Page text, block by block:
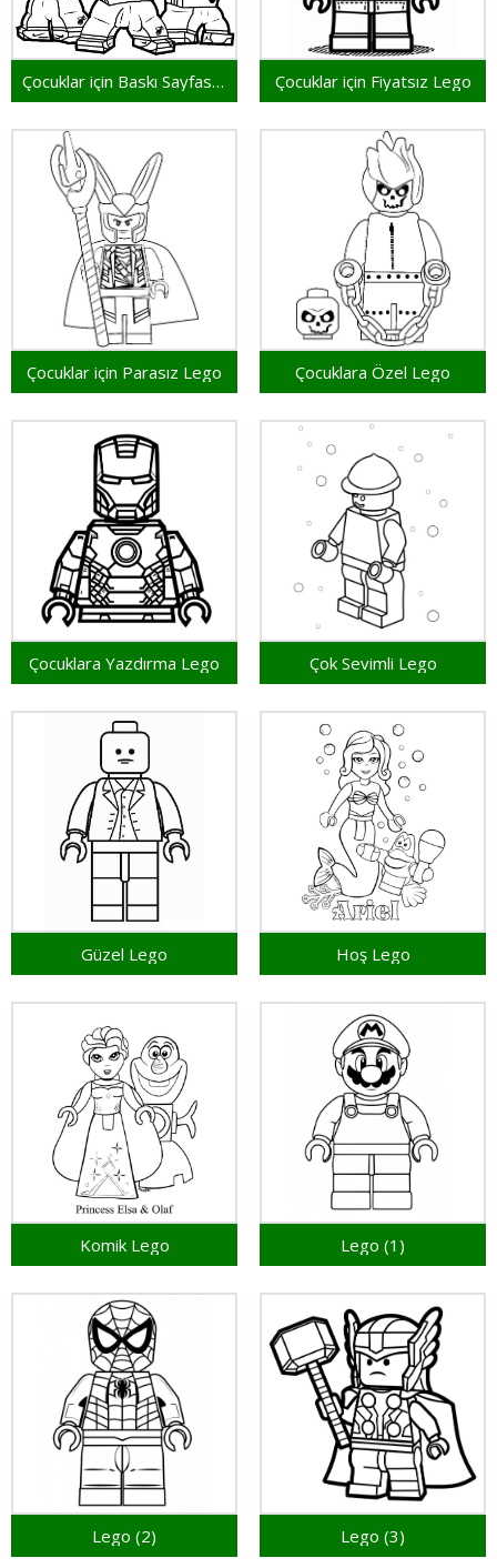
Çocuklar için Baskı Sayfası Lego Çocuklar için Fiyatsız Lego
Çocuklar için Parasız Lego Çocuklara Özel Lego
Çocuklara Yazdırma Lego Çok Sevimli Lego
Güzel Lego Hoş Lego
Komik Lego Lego (1)
Lego (2) Lego (3)